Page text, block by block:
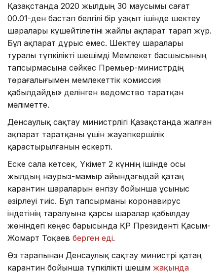
Қазақстанда 2020 жылдың 30 маусымы сағат
00.01-ден бастап белгілі бір уақыт ішінде шектеу
шаралары күшейтілетіні жайлы ақпарат тарап жүр.
Бұл ақпарат дұрыс емес. Шектеу шаралары
туралы түпкілікті шешімді Мемлекет басшысының
тапсырмасына сәйкес Премьер-министрдің
төрағалығымен мемлекеттік комиссия
қабылдайды» делінген ведомство таратқан
мәліметте.
Денсаулық сақтау министрлігі Қазақстанда жалған
ақпарат таратқаны үшін жауапкершілік
қарастырылғанын ескерті.
Еске сала кетсек, Үкімет 2 күннің ішінде осы
жылдың наурыз-мамыр айындағыдай қатаң
карантин шараларын енгізу бойынша ұсыныс
әзірлеуі тиіс. Бұл тапсырманы коронавирус
індетінің таралуына қарсы шаралар қабылдау
жөніндегі кеңес барысында ҚР Президенті Қасым-
Жомарт Тоқаев берген еді.
Өз тарапынан Денсаулық сақтау министрі қатаң
карантин бойынша түпкілікті шешім жақында